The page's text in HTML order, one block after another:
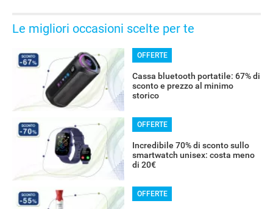
Le migliori occasioni scelte per te
OFFERTE
Cassa bluetooth portatile: 67% di
sconto e prezzo al minimo
storico
OFFERTE
Incredibile 70% di sconto sullo
smartwatch unisex: costa meno
di 20€
OFFERTE